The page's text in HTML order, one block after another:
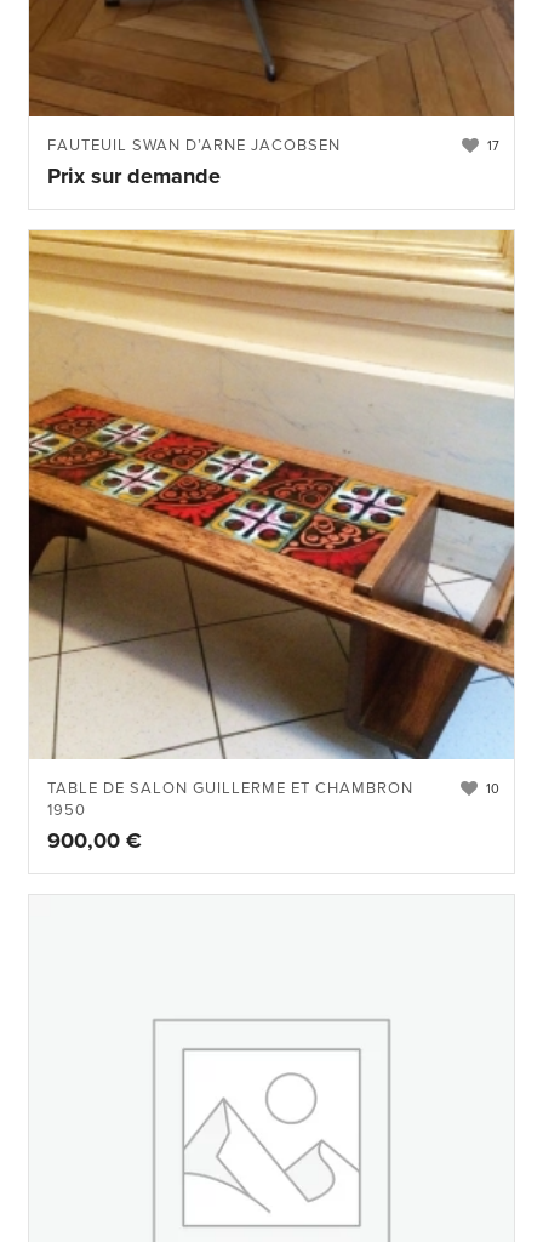
17
FAUTEUIL SWAN D’ARNE JACOBSEN
Prix sur demande
10
TABLE DE SALON GUILLERME ET CHAMBRON
1950
900,00 €